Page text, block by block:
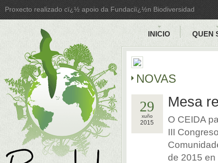
Proxecto realizado cï¿½ apoio da Fundaciï¿½n Biodiversidad
INICIO QUEN
NOVAS
29
xuño
2015
Mesa
O CEIDA
III
de 2015 en